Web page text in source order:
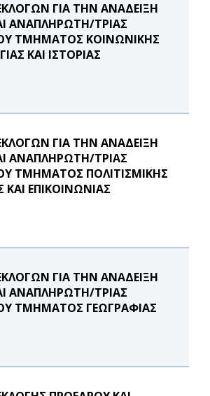
ΓΙΑ ΤΗΝ ΑΝΑΔΕΙΞΗ
ΑΝΑΠΛΗΡΩΤΗ/ΤΡΙΑΣ
ΤΜΗΜΑΤΟΣ ΚΟΙΝΩΝΙΚΗΣ
ΚΑΙ ΙΣΤΟΡΙΑΣ
ΓΙΑ ΤΗΝ ΑΝΑΔΕΙΞΗ
ΑΝΑΠΛΗΡΩΤΗ/ΤΡΙΑΣ
ΤΜΗΜΑΤΟΣ ΠOΛΙΤΙΣΜΙΚΗΣ
ΕΠΙΚΟΙΝΩΝΙΑΣ
ΓΙΑ ΤΗΝ ΑΝΑΔΕΙΞΗ
ΑΝΑΠΛΗΡΩΤΗ/ΤΡΙΑΣ
ΤΜΗΜΑΤΟΣ ΓΕΩΓΡΑΦΙΑΣ